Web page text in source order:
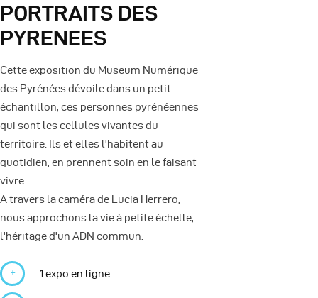
PORTRAITS DES
PYRENEES
Cette exposition du Museum Numérique
des Pyrénées dévoile dans un petit
échantillon, ces personnes pyrénéennes
qui sont les cellules vivantes du
territoire. Ils et elles l'habitent au
quotidien, en prennent soin en le faisant
vivre.
A travers la caméra de Lucia Herrero,
nous approchons la vie à petite échelle,
l'héritage d'un ADN commun.
1 expo en ligne